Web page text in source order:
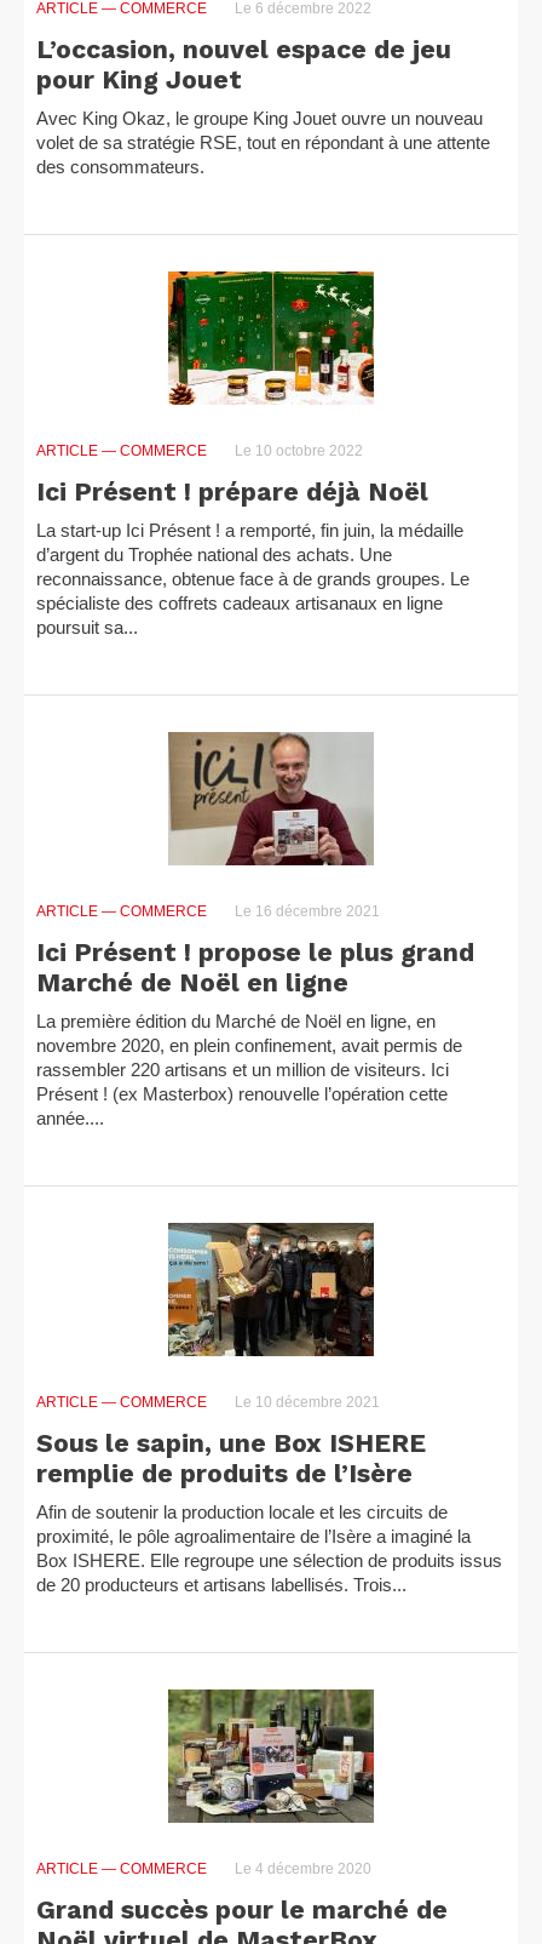
ARTICLE — COMMERCE Le 6 décembre 2022
L’occasion, nouvel espace de jeu
pour King Jouet
Avec King Okaz, le groupe King Jouet ouvre un nouveau
volet de sa stratégie RSE, tout en répondant à une attente
des consommateurs.
ARTICLE — COMMERCE Le 10 octobre 2022
Ici Présent ! prépare déjà Noël
La start-up Ici Présent ! a remporté, fin juin, la médaille
d’argent du Trophée national des achats. Une
reconnaissance, obtenue face à de grands groupes. Le
spécialiste des coffrets cadeaux artisanaux en ligne
poursuit sa...
ARTICLE — COMMERCE Le 16 décembre 2021
Ici Présent ! propose le plus grand
Marché de Noël en ligne
La première édition du Marché de Noël en ligne, en
novembre 2020, en plein confinement, avait permis de
rassembler 220 artisans et un million de visiteurs. Ici
Présent ! (ex Masterbox) renouvelle l’opération cette
année....
ARTICLE — COMMERCE Le 10 décembre 2021
Sous le sapin, une Box ISHERE
remplie de produits de l’Isère
Afin de soutenir la production locale et les circuits de
proximité, le pôle agroalimentaire de l’Isère a imaginé la
Box ISHERE. Elle regroupe une sélection de produits issus
de 20 producteurs et artisans labellisés. Trois...
ARTICLE — COMMERCE Le 4 décembre 2020
Grand succès pour le marché de